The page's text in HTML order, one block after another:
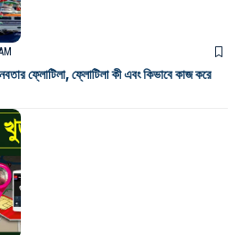
ফ্লোটিলা, ফ্লোটিলা কী এবং কিভাবে কাজ করে